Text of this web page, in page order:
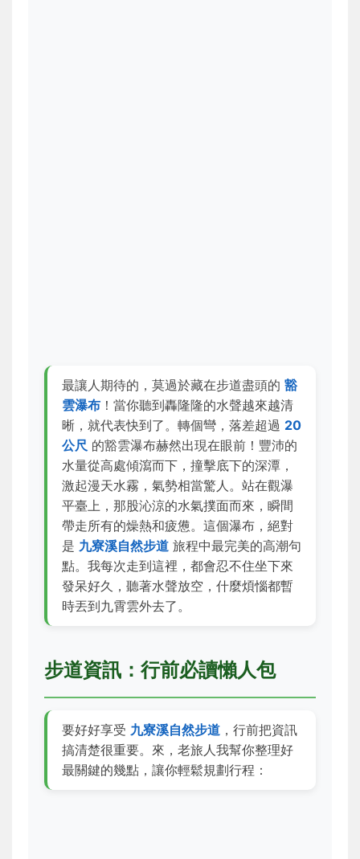
最讓人期待的，莫過於藏在步道盡頭的 豁
雲瀑布 ！當你聽到轟隆隆的水聲越來越清
晰，就代表快到了。轉個彎，落差超過 20
公尺 的豁雲瀑布赫然出現在眼前！豐沛的
水量從高處傾瀉而下，撞擊底下的深潭，
激起漫天水霧，氣勢相當驚人。站在觀瀑
平臺上，那股沁涼的水氣撲面而來，瞬間
帶走所有的燥熱和疲憊。這個瀑布，絕對
是 九寮溪自然步道 旅程中最完美的高潮句
點。我每次走到這裡，都會忍不住坐下來
發呆好久，聽著水聲放空，什麼煩惱都暫
時丟到九霄雲外去了。
步道資訊：行前必讀懶人包
要好好享受 九寮溪自然步道 ，行前把資訊
搞清楚很重要。來，老旅人我幫你整理好
最關鍵的幾點，讓你輕鬆規劃行程：